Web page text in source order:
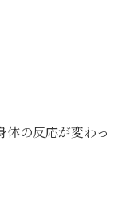
体の反応が変わっ